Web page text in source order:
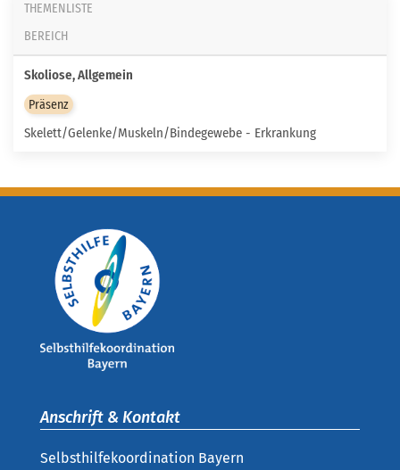
THEMENLISTE
BEREICH
Skoliose, Allgemein
Präsenz
Skelett/Gelenke/Muskeln/Bindegewebe - Erkrankung
Anschrift & Kontakt
Selbsthilfekoordination Bayern